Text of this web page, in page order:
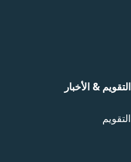
التقويم & الأخبار
التقويم